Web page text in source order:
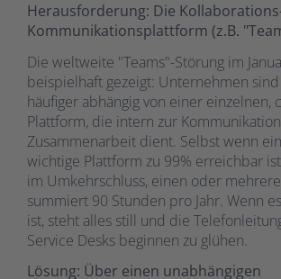
Herausforderung: Die
Kommunikationsplattform (z.B.
Die weltweite "Teams"-Störung im
beispielhaft gezeigt: Unternehmen
häufiger abhängig von einer einzelnen,
Plattform, die intern zur
Zusammenarbeit dient. Selbst wenn
wichtige Plattform zu 99% erreichbar
im Umkehrschluss, einen oder
summiert 90 Stunden pro Jahr. Wenn
ist, steht alles still und die
Service Desks beginnen zu glühen.
Lösung: Über einen unabhängigen